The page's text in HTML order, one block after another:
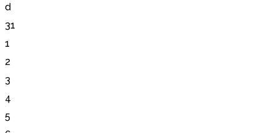
d
31
1
2
3
4
5